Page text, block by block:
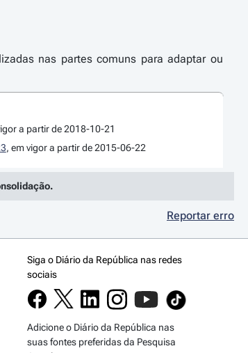
nas partes comuns para adaptar ou
a partir de 2018-10-21
, em vigor a partir de 2015-06-22
Reportar erro
Siga o Diário da República nas redes
sociais
Adicione o Diário da República nas
suas fontes preferidas da Pesquisa